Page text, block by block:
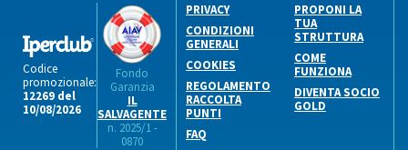
Codice
promozionale:
12269 del
10/08/2026
Fondo
Garanzia
IL
SALVAGENTE
n. 2025/1 -
0870
PRIVACY
CONDIZIONI
GENERALI
COOKIES
REGOLAMENTO
RACCOLTA
PUNTI
FAQ
PROPONI LA
TUA
STRUTTURA
COME
FUNZIONA
DIVENTA SOCIO
GOLD